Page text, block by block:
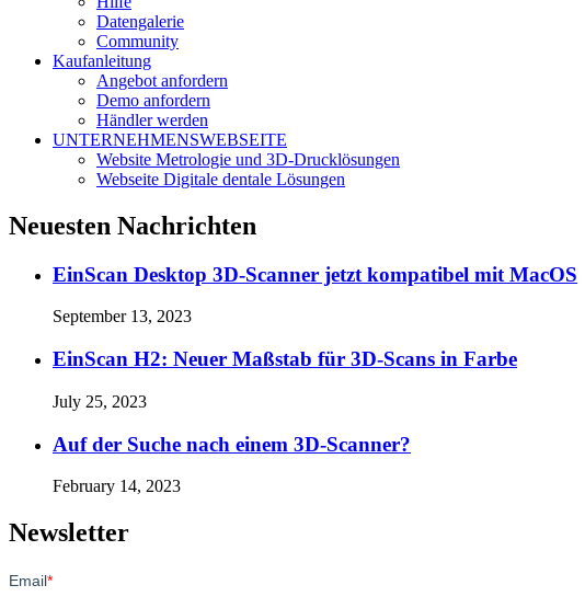
Datengalerie
Community
Kaufanleitung
Angebot anfordern
Demo anfordern
Händler werden
UNTERNEHMENSWEBSEITE
Website Metrologie und 3D-Drucklösungen
Webseite Digitale dentale Lösungen
Neuesten Nachrichten
EinScan Desktop 3D-Scanner jetzt kompatibel mit MacOS
September 13, 2023
EinScan H2: Neuer Maßstab für 3D-Scans in Farbe
July 25, 2023
Auf der Suche nach einem 3D-Scanner?
February 14, 2023
Newsletter